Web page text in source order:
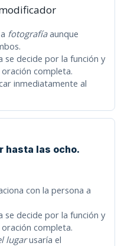
fotografíaaunque
se decide por la función y
completa.
inmediatamente al
hasta las ocho.
con la persona a
se decide por la función y
completa.
lugarusaría el